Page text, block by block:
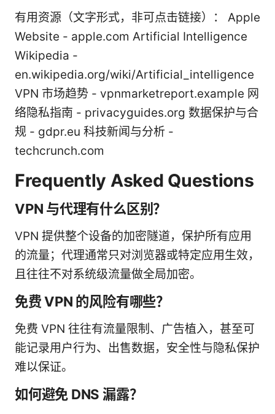
有用资源（文字形式，非可点击链接）： Apple
Website - apple.com Artificial Intelligence
Wikipedia -
en.wikipedia.org/wiki/Artificial_intelligence
VPN 市场趋势 - vpnmarketreport.example 网
络隐私指南 - privacyguides.org 数据保护与合
规 - gdpr.eu 科技新闻与分析 -
techcrunch.com
Frequently Asked Questions
VPN 与代理有什么区别？
VPN 提供整个设备的加密隧道，保护所有应用
的流量；代理通常只对浏览器或特定应用生效，
且往往不对系统级流量做全局加密。
免费 VPN 的风险有哪些？
免费 VPN 往往有流量限制、广告植入，甚至可
能记录用户行为、出售数据，安全性与隐私保护
难以保证。
如何避免 DNS 漏露？